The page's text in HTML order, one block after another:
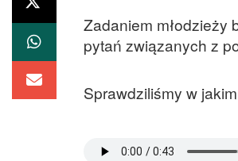
Zadaniem młodzieży
pytań związanych z
Sprawdziliśmy w